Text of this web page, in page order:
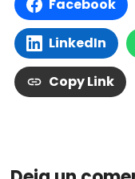
Facebook
LinkedIn
Copy Link